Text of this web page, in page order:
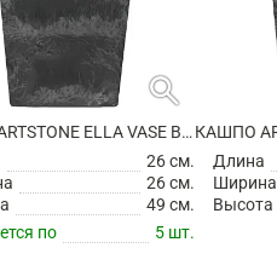
search
КАШПО ARTSTONE ELLA VASE BLACK
26 см.
26 см.
49 см.
по
5 шт.
Длина
Ширина
Высота